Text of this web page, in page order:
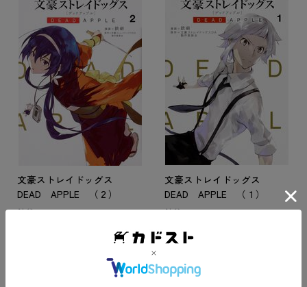
文豪ストレイドッグス
DEAD APPLE （２）
銃爺
文豪ストレイドッグス
DEAD APPLE （１）
銃爺
836 円